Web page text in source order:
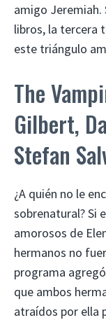
amigo Jeremiah.
libros, la tercera
este triángulo
The
Gilbert,
Stefan
¿A quién no le
sobrenatural? Si
amorosos de
hermanos no
programa
que ambos
atraídos por ella